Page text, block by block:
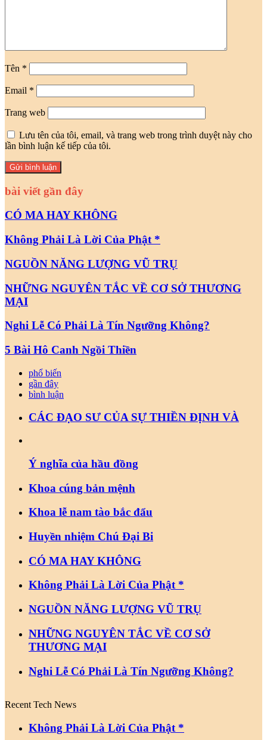
Tên *
Email *
Trang web
Lưu tên của tôi, email, và trang web trong trình duyệt này cho
lần bình luận kế tiếp của tôi.
bài viết gần đây
CÓ MA HAY KHÔNG
Không Phải Là Lời Của Phật *
NGUỒN NĂNG LƯỢNG VŨ TRỤ
NHỮNG NGUYÊN TẮC VỀ CƠ SỞ THƯƠNG
MẠI
Nghi Lễ Có Phải Là Tín Ngưỡng Không?
5 Bài Hô Canh Ngồi Thiền
phổ biến
gần đây
bình luận
CÁC ĐẠO SƯ CỦA SỰ THIỀN ĐỊNH VÀ
Ý nghĩa của hầu đồng
Khoa cúng bản mệnh
Khoa lễ nam tào bắc đẩu
Huyền nhiệm Chú Đại Bi
CÓ MA HAY KHÔNG
Không Phải Là Lời Của Phật *
NGUỒN NĂNG LƯỢNG VŨ TRỤ
NHỮNG NGUYÊN TẮC VỀ CƠ SỞ
THƯƠNG MẠI
Nghi Lễ Có Phải Là Tín Ngưỡng Không?
Recent Tech News
Không Phải Là Lời Của Phật *